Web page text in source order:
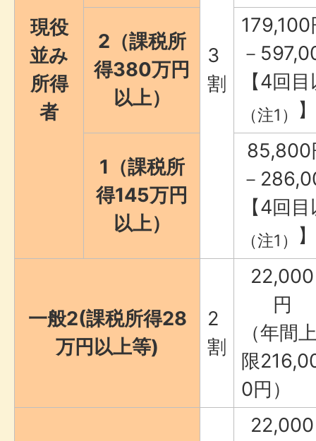
現役
並み
所得
者
3
割
2（課税所
得380万円
以上）
－
【4回
（注1） 】
1（課税所
得145万円
以上）
85,800
－
【4回
（注1） 】
一般2(課税所得28
万円以上等)
2
割
22,000
円
（年間
限
0円）
22,000